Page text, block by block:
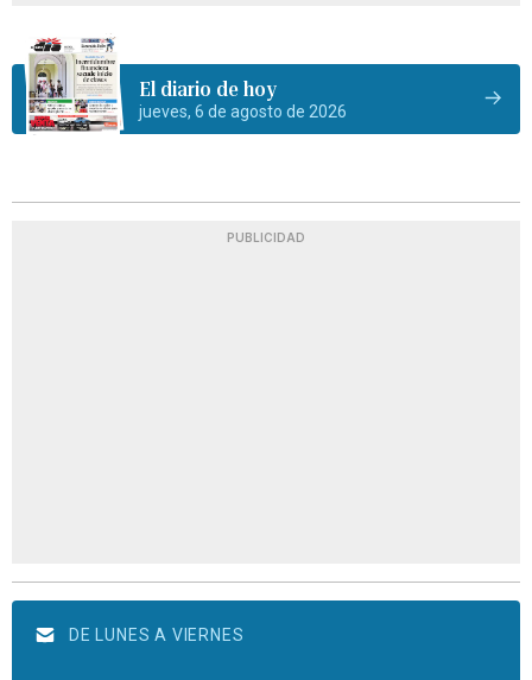
El diario de hoy
jueves, 6 de agosto de 2026
PUBLICIDAD
DE LUNES A VIERNES